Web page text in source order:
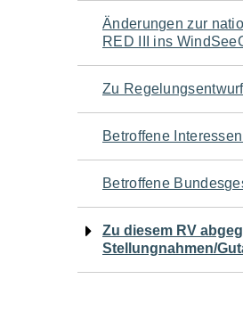
Navigation
für
den
Änderungen zur
RED III ins
Zu Regelungsentwurf
Betroffene
Betroffene
Zu diesem RV
Stellungnahmen/